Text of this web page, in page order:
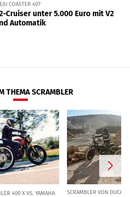
COASTER 407
Cruiser unter 5.000 Euro mit V2
Automatik
THEMA SCRAMBLER
400 X VS. YAMAHA
SCRAMBLER VON